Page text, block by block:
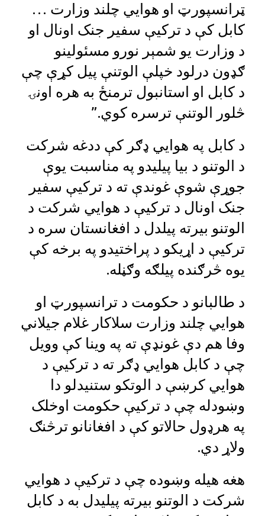
ټرانسپورټ او هوايي چلند وزارت …
کابل کې د ترکیې سفیر جنک اونال او
د وزارت یو شمېر نورو مسئولینو
ګډون درلود خپلې الوتنې پیل کړې چې
د کابل او استانبول ترمنځ به هره اونۍ
څلور الوتنې ترسره کوي.”
د کابل په هوايي ډګر کې ددغه شرکت
د الوتنو د بیا پیلیدو په مناسبت یوې
جوړې شوې غوندې ته د ترکیې سفیر
جنک اونال د ترکیې د هوايي شرکت د
الوتنو بیرته پیلدل د افغانستان سره د
ترکیې د اړیکو د پراختیدو په برخه کې
یوه څرګنده پیلګه وګڼله.
د طالبانو د حکومت د ترانسپورټ او
هوايي چلند وزارت سلاکار غلام جیلاني
وفا هم دې غونډې ته په وینا کې وویل
چې د کابل هوايي ډګر ته د ترکیې د
هوايي کرښې د الوتکو ستنیدلو دا
وښودله چې د ترکیې حکومت اوخلک
په هرډول حالاتو کې د افغانانو ترڅنګ
ولاړ دي.
هغه هیله وښوده چې د ترکیې د هوايي
شرکت د الوتنو بیرته پیلیدل به د کابل